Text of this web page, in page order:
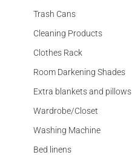
Trash Cans
Cleaning Products
Clothes Rack
Room Darkening Shades
Extra blankets and pillows
Wardrobe/Closet
Washing Machine
Bed linens